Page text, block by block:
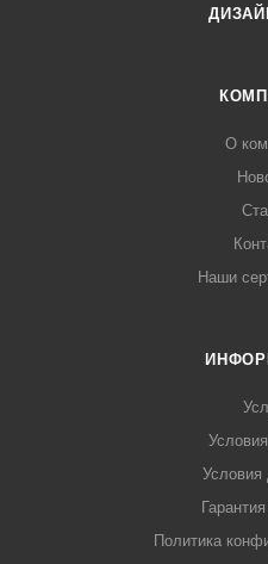
О
Наши
Условия
Политика